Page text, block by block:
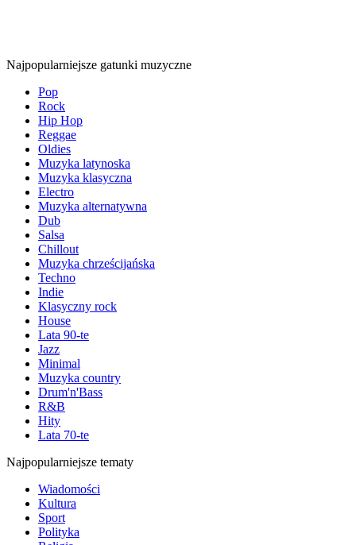
Najpopularniejsze gatunki muzyczne
Pop
Rock
Hip Hop
Reggae
Oldies
Muzyka latynoska
Muzyka klasyczna
Electro
Muzyka alternatywna
Dub
Salsa
Chillout
Muzyka chrześcijańska
Techno
Indie
Klasyczny rock
House
Lata 90-te
Jazz
Minimal
Muzyka country
Drum'n'Bass
R&B
Hity
Lata 70-te
Najpopularniejsze tematy
Wiadomości
Kultura
Sport
Polityka